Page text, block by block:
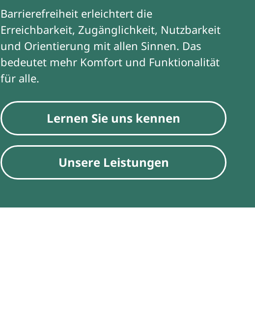
Barrierefreiheit erleichtert die
Erreichbarkeit, Zugänglichkeit, Nutzbarkeit
und Orientierung mit allen Sinnen. Das
bedeutet mehr Komfort und Funktionalität
für alle.
Lernen Sie uns kennen
Unsere Leistungen